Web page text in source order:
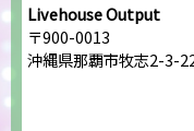
Livehouse Output
〒900-0013
沖縄県那覇市牧志2-3-